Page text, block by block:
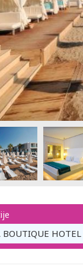
BOUTIQUE